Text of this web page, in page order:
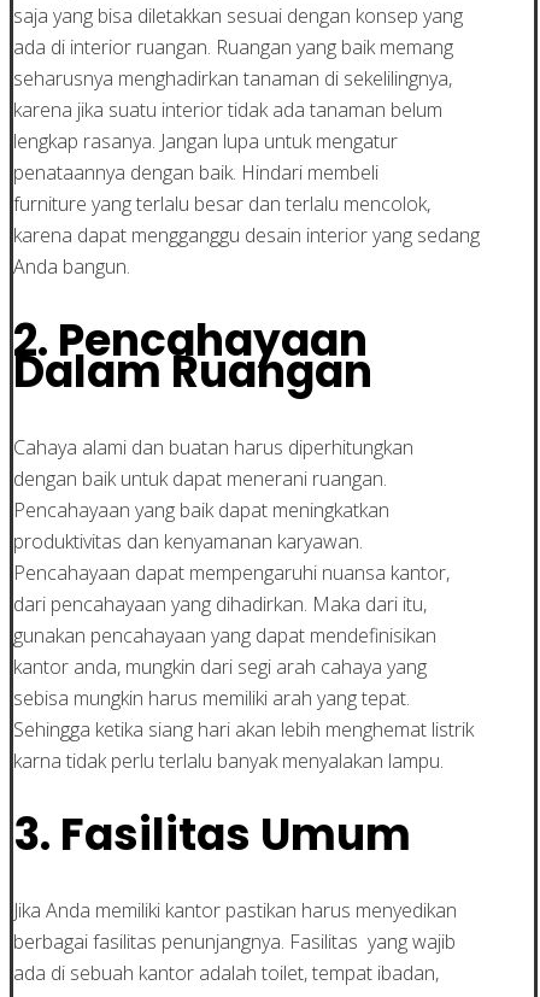
saja yang bisa diletakkan sesuai dengan konsep yang
ada di interior ruangan. Ruangan yang baik memang
seharusnya menghadirkan tanaman di sekelilingnya,
karena jika suatu interior tidak ada tanaman belum
lengkap rasanya. Jangan lupa untuk mengatur
penataannya dengan baik. Hindari membeli
furniture yang terlalu besar dan terlalu mencolok,
karena dapat mengganggu desain interior yang sedang
Anda bangun.
2. Pencahayaan
Dalam Ruangan
Cahaya alami dan buatan harus diperhitungkan
dengan baik untuk dapat menerani ruangan.
Pencahayaan yang baik dapat meningkatkan
produktivitas dan kenyamanan karyawan.
Pencahayaan dapat mempengaruhi nuansa kantor,
dari pencahayaan yang dihadirkan. Maka dari itu,
gunakan pencahayaan yang dapat mendefinisikan
kantor anda, mungkin dari segi arah cahaya yang
sebisa mungkin harus memiliki arah yang tepat.
Sehingga ketika siang hari akan lebih menghemat listrik
karna tidak perlu terlalu banyak menyalakan lampu.
3. Fasilitas Umum
Jika Anda memiliki kantor pastikan harus menyedikan
berbagai fasilitas penunjangnya. Fasilitas yang wajib
ada di sebuah kantor adalah toilet, tempat ibadan,